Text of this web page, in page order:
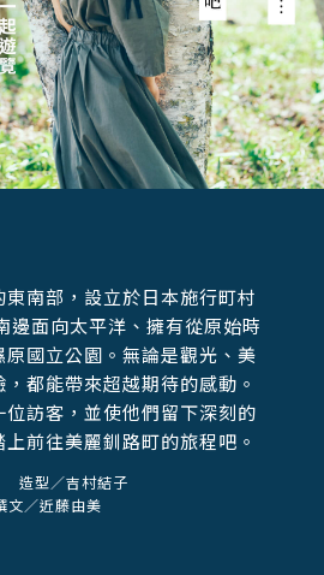
南部，設立於日本施行町村
邊面向太平洋、擁有從原始時
國立公園。無論是觀光、美
都能帶來超越期待的感動。
訪客，並使他們留下深刻的
前往美麗釧路町的旅程吧。
造型／吉村結子
／近藤由美